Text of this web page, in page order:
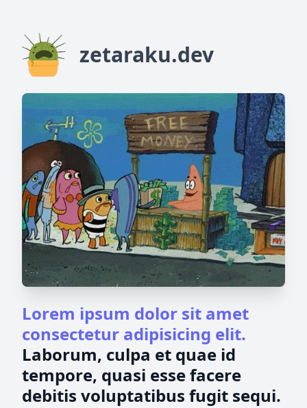
zetaraku.dev
Lorem ipsum dolor sit amet
consectetur adipisicing elit.
Laborum, culpa et quae id
tempore, quasi esse facere
debitis voluptatibus fugit sequi.